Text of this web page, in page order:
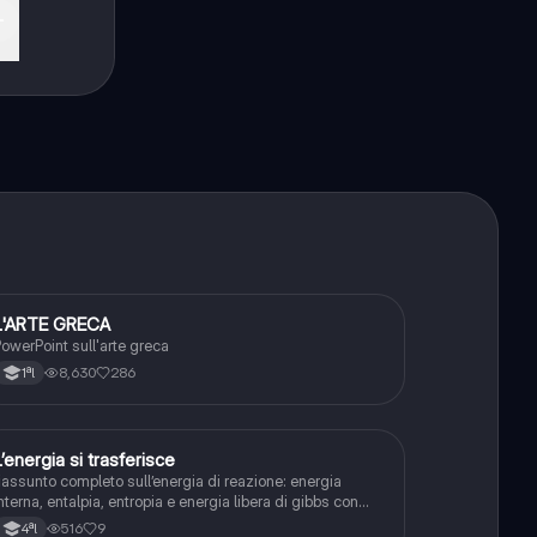
Arte GRECA
sull'arte greca
1ªl 8,630 286
Scienze si trasferisce
completo sull’energia di reazione: energia
entalpia, entropia e energia libera di gibbs con
formule
4ªl 516 9